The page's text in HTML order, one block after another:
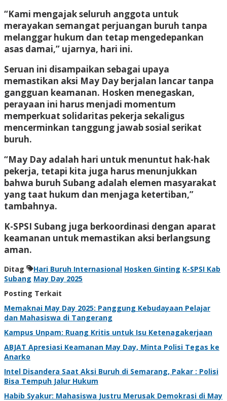
“Kami mengajak seluruh anggota untuk
merayakan semangat perjuangan buruh tanpa
melanggar hukum dan tetap mengedepankan
asas damai,” ujarnya, hari ini.
Seruan ini disampaikan sebagai upaya
memastikan aksi May Day berjalan lancar tanpa
gangguan keamanan. Hosken menegaskan,
perayaan ini harus menjadi momentum
memperkuat solidaritas pekerja sekaligus
mencerminkan tanggung jawab sosial serikat
buruh.
“May Day adalah hari untuk menuntut hak-hak
pekerja, tetapi kita juga harus menunjukkan
bahwa buruh Subang adalah elemen masyarakat
yang taat hukum dan menjaga ketertiban,”
tambahnya.
K-SPSI Subang juga berkoordinasi dengan aparat
keamanan untuk memastikan aksi berlangsung
aman.
Ditag Hari Buruh Internasional Hosken Ginting K-SPSI Kab
Subang May Day 2025
Posting Terkait
Memaknai May Day 2025: Panggung Kebudayaan Pelajar
dan Mahasiswa di Tangerang
Kampus Unpam: Ruang Kritis untuk Isu Ketenagakerjaan
ABJAT Apresiasi Keamanan May Day, Minta Polisi Tegas ke
Anarko
Intel Disandera Saat Aksi Buruh di Semarang, Pakar : Polisi
Bisa Tempuh Jalur Hukum
Habib Syakur: Mahasiswa Justru Merusak Demokrasi di May